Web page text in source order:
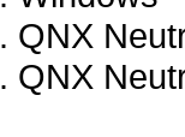
QNX
QNX